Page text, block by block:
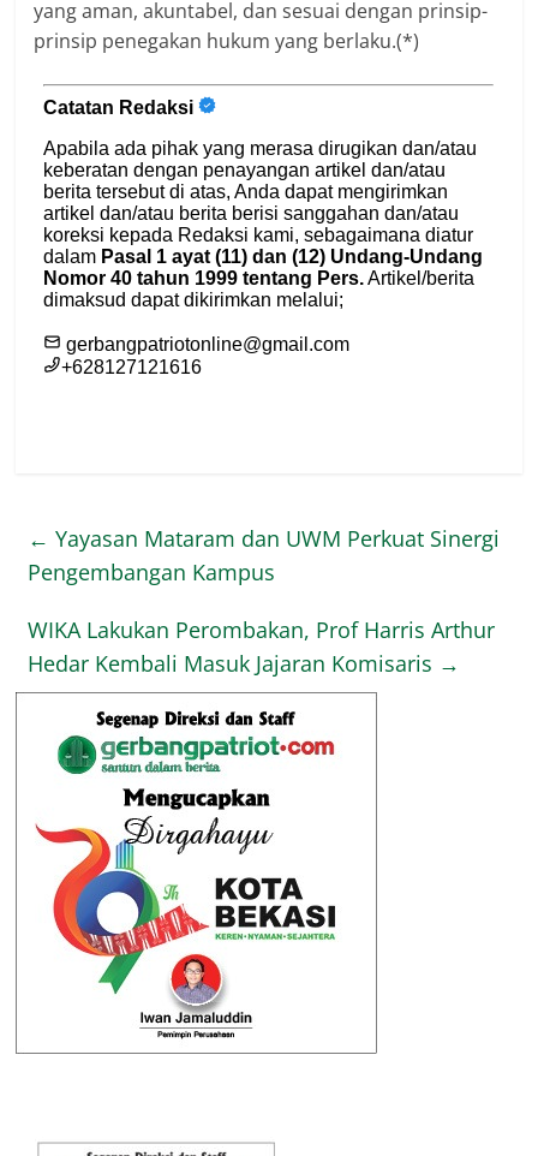
yang aman, akuntabel, dan sesuai dengan prinsip-
prinsip penegakan hukum yang berlaku.(*)
← Yayasan Mataram dan UWM Perkuat Sinergi
Pengembangan Kampus
WIKA Lakukan Perombakan, Prof Harris Arthur
Hedar Kembali Masuk Jajaran Komisaris →